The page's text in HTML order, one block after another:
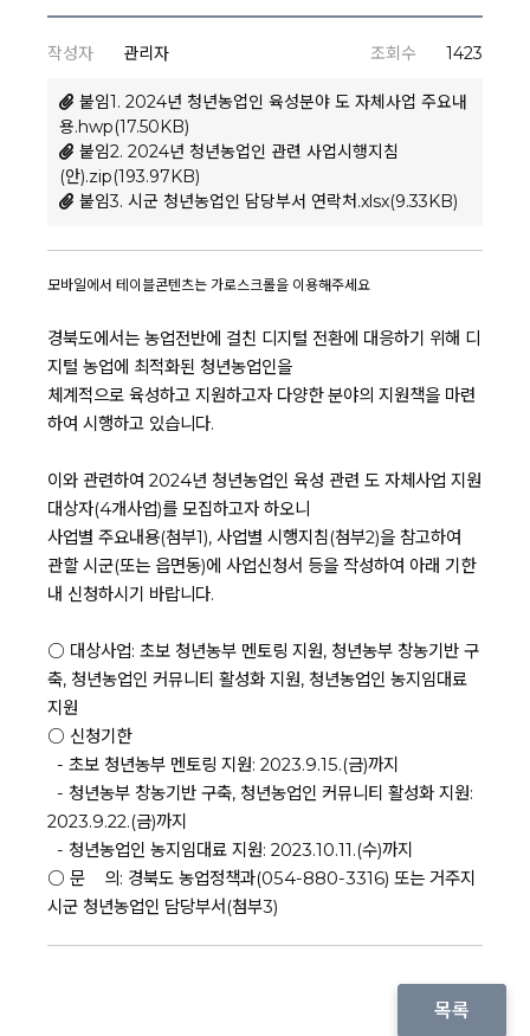
작성자 관리자 조회수 1423
붙임1. 2024년 청년농업인 육성분야 도 자체사업 주요내
용.hwp(17.50KB)
붙임2. 2024년 청년농업인 관련 사업시행지침
(안).zip(193.97KB)
붙임3. 시군 청년농업인 담당부서 연락처.xlsx(9.33KB)
경북도에서는 농업전반에 걸친 디지털 전환에 대응하기 위해 디
지털 농업에 최적화된 청년농업인을
체계적으로 육성하고 지원하고자 다양한 분야의 지원책을 마련
하여 시행하고 있습니다.
이와 관련하여 2024년 청년농업인 육성 관련 도 자체사업 지원
대상자(4개사업)를 모집하고자 하오니
사업별 주요내용(첨부1), 사업별 시행지침(첨부2)을 참고하여
관할 시군(또는 읍면동)에 사업신청서 등을 작성하여 아래 기한
내 신청하시기 바랍니다.
○ 대상사업: 초보 청년농부 멘토링 지원, 청년농부 창농기반 구
축, 청년농업인 커뮤니티 활성화 지원, 청년농업인 농지임대료
지원
○ 신청기한
- 초보 청년농부 멘토링 지원: 2023.9.15.(금)까지
- 청년농부 창농기반 구축, 청년농업인 커뮤니티 활성화 지원:
2023.9.22.(금)까지
- 청년농업인 농지임대료 지원: 2023.10.11.(수)까지
○ 문 의: 경북도 농업정책과(054-880-3316) 또는 거주지
시군 청년농업인 담당부서(첨부3)
목록